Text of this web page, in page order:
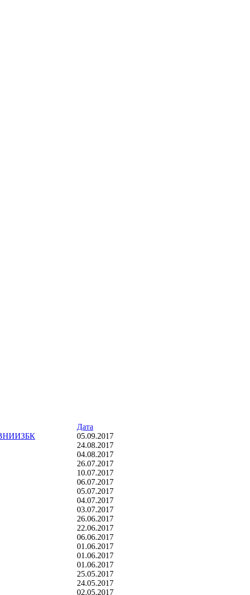
Дата
ВНИИЗБК
05.09.2017
24.08.2017
04.08.2017
26.07.2017
10.07.2017
06.07.2017
05.07.2017
04.07.2017
03.07.2017
26.06.2017
22.06.2017
06.06.2017
01.06.2017
01.06.2017
01.06.2017
25.05.2017
24.05.2017
02.05.2017